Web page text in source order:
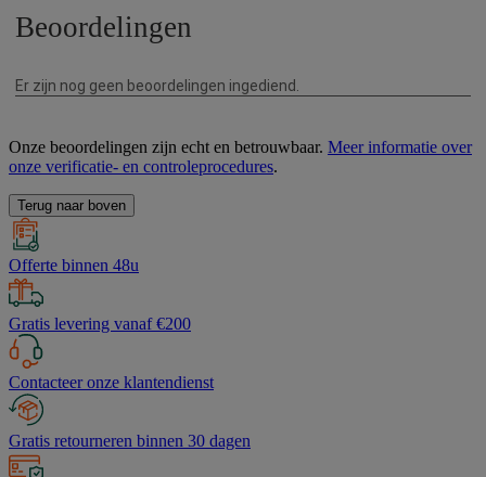
Onze beoordelingen zijn echt en betrouwbaar. Meer informatie over
onze verificatie- en controleprocedures.
Terug naar boven
Offerte binnen 48u
Gratis levering vanaf €200
Contacteer onze klantendienst
Gratis retourneren binnen 30 dagen